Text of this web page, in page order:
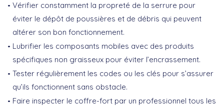
Vérifier constamment la propreté de la serrure pour
éviter le dépôt de poussières et de débris qui peuvent
altérer son bon fonctionnement.
Lubrifier les composants mobiles avec des produits
spécifiques non graisseux pour éviter l’encrassement.
Tester régulièrement les codes ou les clés pour s’assurer
qu’ils fonctionnent sans obstacle.
Faire inspecter le coffre-fort par un professionnel tous les